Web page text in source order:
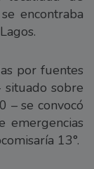
encontraba
por fuentes
sobre
– se convocó
emergencias
13°.